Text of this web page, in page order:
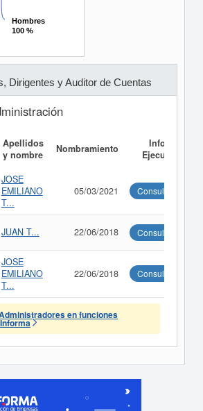
Hombres
100 %
Hombres
100 %
Dirigentes y Auditor de Cuentas
Apellidos
y nombre
Nombramiento
Informe
Ejecutivo
JOSE
EMILIANO
T...
05/03/2021 Consultar
JUAN T... 22/06/2018 Consultar
JOSE
EMILIANO
T...
22/06/2018 Consultar
en funciones